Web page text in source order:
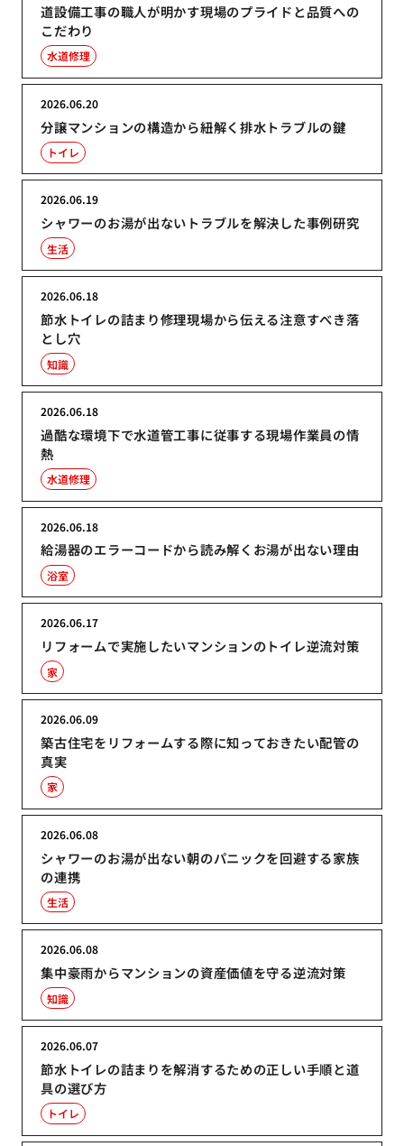
道設備工事の職人が明かす現場のプライドと品質への
こだわり
水道修理
分譲マンションの構造から紐解く排水トラブルの鍵
2026.06.20
トイレ
シャワーのお湯が出ないトラブルを解決した事例研究
2026.06.19
生活
節水トイレの詰まり修理現場から伝える注意すべき落
とし穴
2026.06.18
知識
過酷な環境下で水道管工事に従事する現場作業員の情
熱
2026.06.18
水道修理
給湯器のエラーコードから読み解くお湯が出ない理由
2026.06.18
浴室
リフォームで実施したいマンションのトイレ逆流対策
2026.06.17
家
築古住宅をリフォームする際に知っておきたい配管の
真実
2026.06.09
家
シャワーのお湯が出ない朝のパニックを回避する家族
の連携
2026.06.08
生活
集中豪雨からマンションの資産価値を守る逆流対策
2026.06.08
知識
節水トイレの詰まりを解消するための正しい手順と道
具の選び方
2026.06.07
トイレ